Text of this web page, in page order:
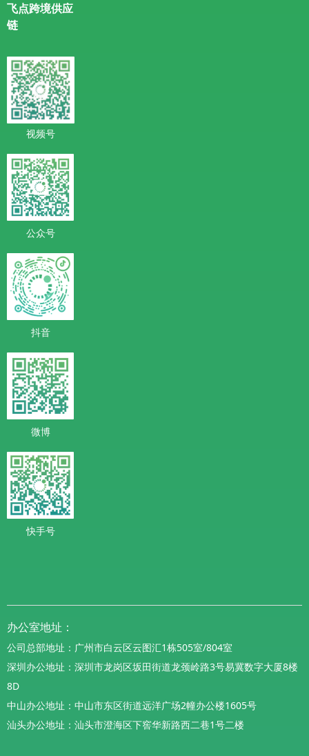
飞点跨境供应
链
视频号
公众号
抖音
微博
快手号
办公室地址：
公司总部地址：广州市白云区云图汇1栋505室/804室
深圳办公地址：深圳市龙岗区坂田街道龙颈岭路3号易冀数字大厦8楼
8D
中山办公地址：中山市东区街道远洋广场2幢办公楼1605号
汕头办公地址：汕头市澄海区下窖华新路西二巷1号二楼